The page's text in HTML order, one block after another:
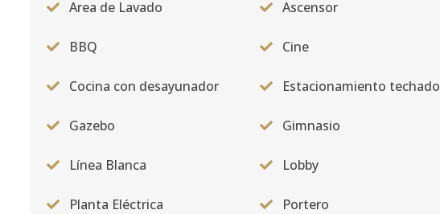
Area de Lavado Ascensor
BBQ Cine
Cocina con desayunador Estacionamiento techado
Gazebo Gimnasio
Línea Blanca Lobby
Planta Eléctrica Portero